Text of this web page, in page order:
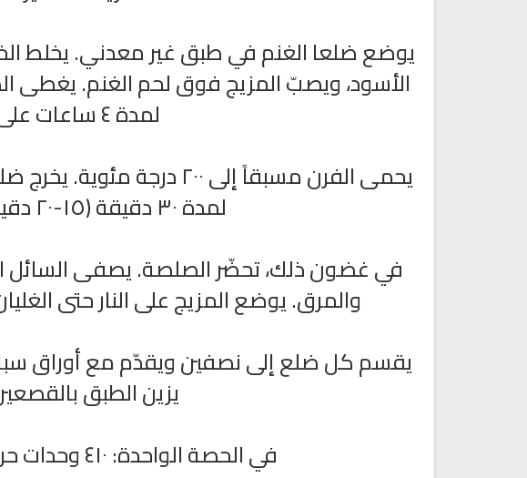
يوضع ضلعا الغنم في طبق غير معدني. يخلط
الأسود، ويصبّ المزيج فوق لحم الغنم. يغطى
لمدة ٤ ساعات على الأقل.
يحمى الفرن مسبقاً إلى ٢٠٠
لمدة ٣٠ دقيقة (١٥-٢٠ دقيقة لكل ٤٥٠ غ).
في غضون ذلك، تحضّر الصلصة. يصفى السائل
والمرق. يوضع المزيج على النار حتى الغليان،
يقسم كل ضلع إلى نصفين ويقدّم مع أوراق
يزين الطبق
في الحصة الواحدة: ٤١٠ وحدات حرارية، ٢٤ غ من الدهن.
ماهر المعيقلي